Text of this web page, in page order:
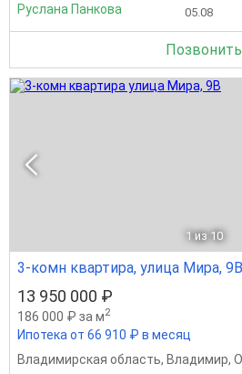
Руслана Панкова 05.08
Позвонить
1 из 10
3-комн квартира, улица Мира,
13 950 000 ₽
186 000 ₽ за м2
Ипотека от 66 910 ₽ в месяц
Владимирская область, Владимир,